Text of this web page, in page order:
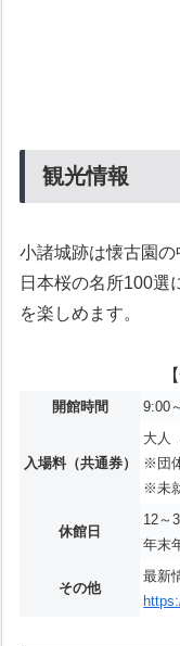
観光情報
小諸城跡は懐古園の
日本桜の名所100選
を楽しめます。
開館時間 9:00
入場料（共通券）
大人
※団
※未
休館日
12～
年末
その他
最新